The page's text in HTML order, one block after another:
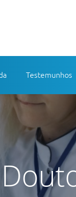
Testemunhos